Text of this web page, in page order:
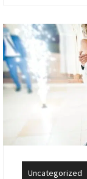
Uncategorized